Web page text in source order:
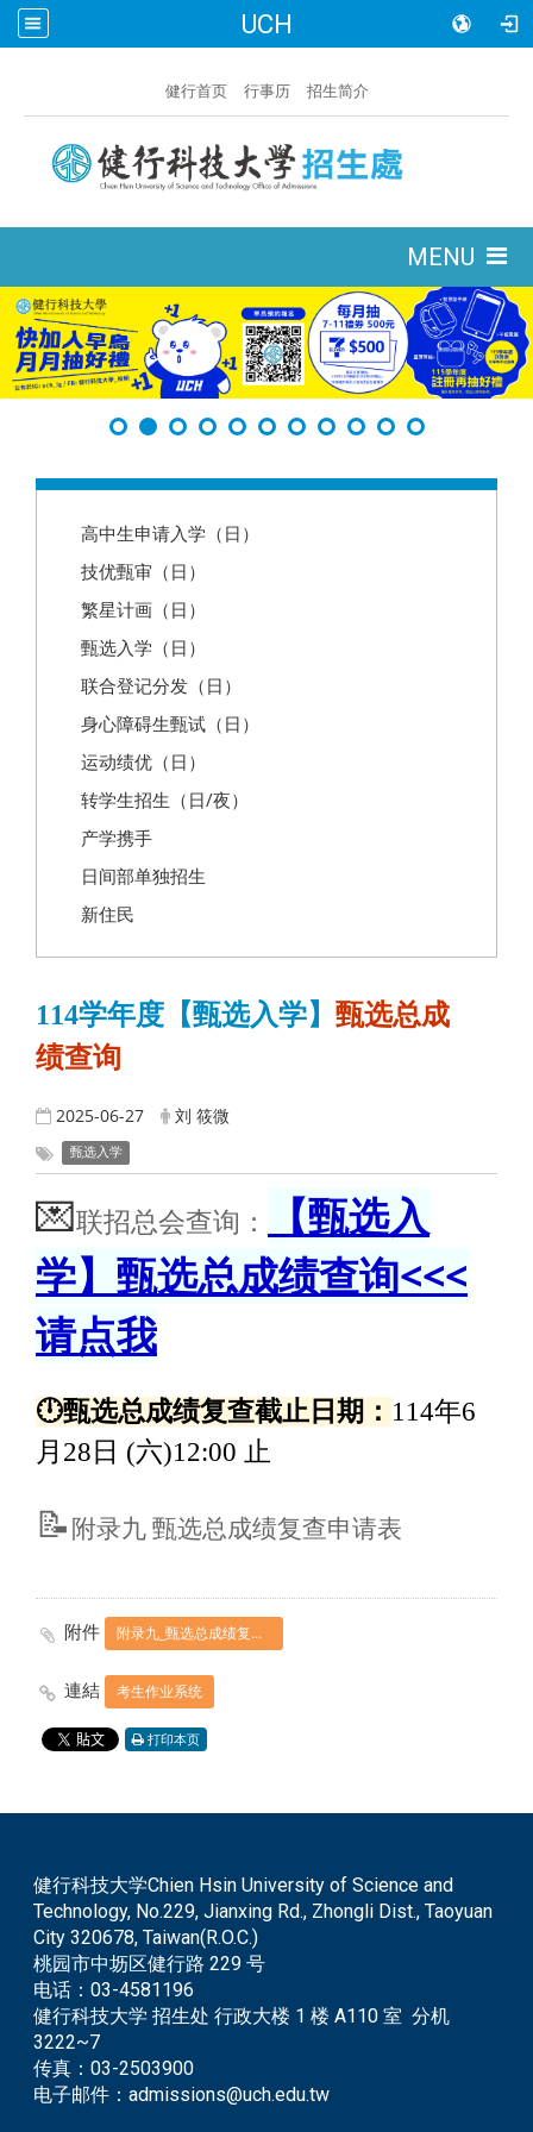
UCH
健行首页 行事历 招生简介
MENU
高中生申请入学（日）
技优甄审（日）
繁星计画（日）
甄选入学（日）
联合登记分发（日）
身心障碍生甄试（日）
运动绩优（日）
转学生招生（日/夜）
产学携手
日间部单独招生
新住民
114学年度【甄选入学】 甄选总成
绩查询
2025-06-27 刘 筱微
甄选入学
💌联招总会查询：
【甄选入
学】甄选总成绩查询<<<
请点我
🕛甄选总成绩复查截止日期： 114年6
月28日 (六)12:00 止
📝附录九 甄选总成绩复查申请表
附件 附录九_甄选总成绩复查申请表.pdf
連結 考生作业系统
打印本页
健行科技大学Chien Hsin University of Science and
Technology, No.229, Jianxing Rd., Zhongli Dist., Taoyuan
City 320678, Taiwan(R.O.C.)
桃园市中坜区健行路 229 号
电话：03-4581196
健行科技大学 招生处 行政大楼 1 楼 A110 室 分机
3222~7
传真：03-2503900
电子邮件：admissions@uch.edu.tw